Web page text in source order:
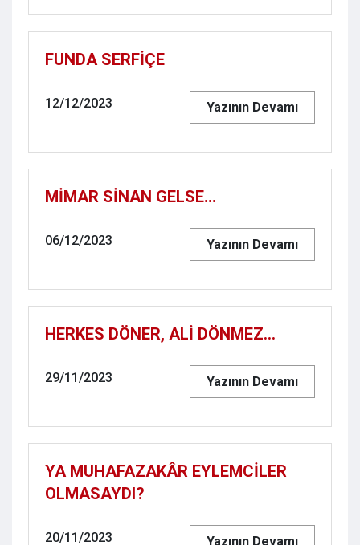
FUNDA SERFİÇE
12/12/2023 Yazının Devamı
MİMAR SİNAN GELSE...
06/12/2023 Yazının Devamı
HERKES DÖNER, ALİ DÖNMEZ...
29/11/2023 Yazının Devamı
YA MUHAFAZAKÂR EYLEMCİLER
OLMASAYDI?
20/11/2023 Yazının Devamı